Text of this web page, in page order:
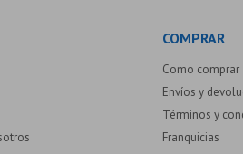
COMPRAR
Como comprar
Envíos y
Términos y
Franquicias